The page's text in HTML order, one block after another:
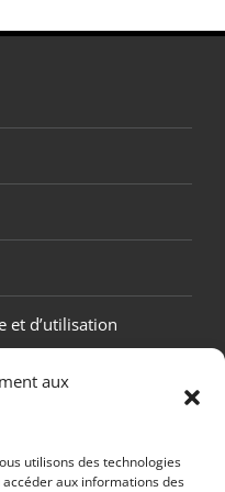
aux
utilisons des technologies
aux informations des
et d’utilisation